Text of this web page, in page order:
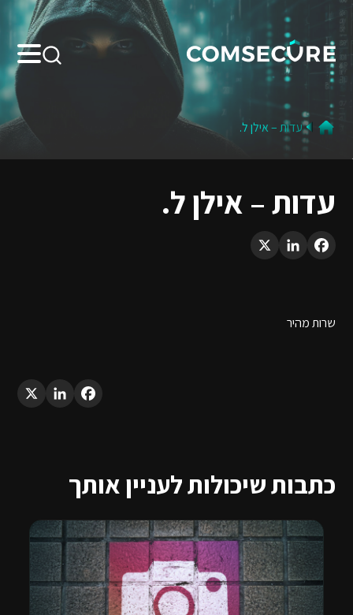
Search:
עדות – אילן ל.
עדות – אילן ל.
Facebook
LinkedIn
X
שרות מהיר
Facebook
LinkedIn
X
כתבות שיכולות לעניין אותך